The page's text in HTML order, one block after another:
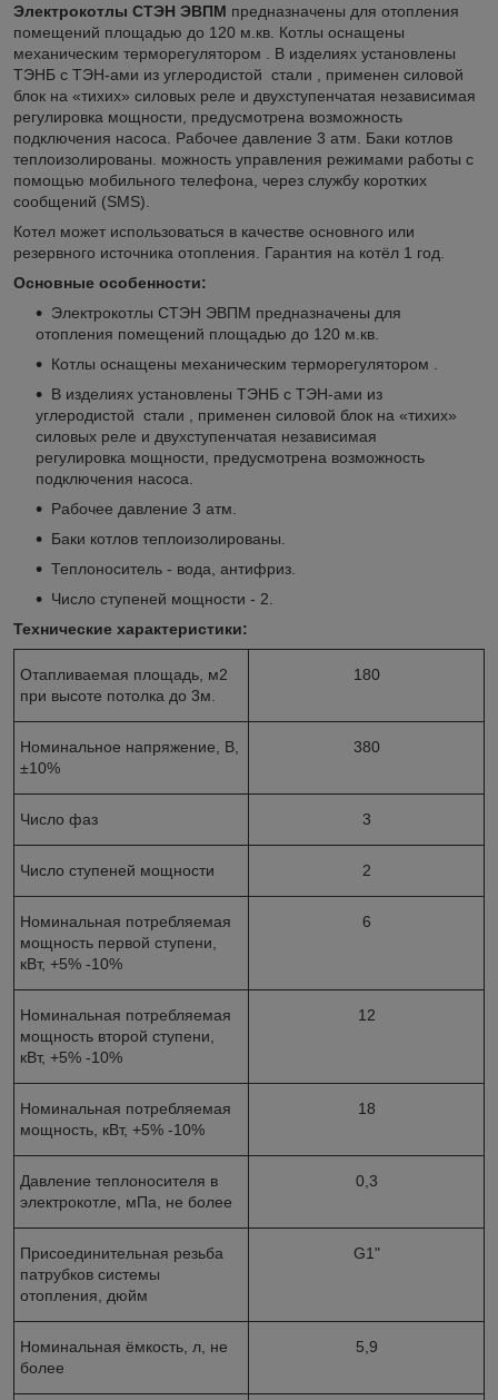
Электрокотлы СТЭН ЭВПМ предназначены для отопления
помещений площадью до 120 м.кв. Котлы оснащены
механическим терморегулятором . В изделиях установлены
ТЭНБ с ТЭН-ами из углеродистой стали , применен силовой
блок на «тихих» силовых реле и двухступенчатая независимая
регулировка мощности, предусмотрена возможность
подключения насоса. Рабочее давление 3 атм. Баки котлов
теплоизолированы. можность управления режимами работы с
помощью мобильного телефона, через службу коротких
сообщений (SMS).
Котел может использоваться в качестве основного или
резервного источника отопления. Гарантия на котёл 1 год.
Основные особенности:
Электрокотлы СТЭН ЭВПМ предназначены для
отопления помещений площадью до 120 м.кв.
Котлы оснащены механическим терморегулятором .
В изделиях установлены ТЭНБ с ТЭН-ами из
углеродистой стали , применен силовой блок на «тихих»
силовых реле и двухступенчатая независимая
регулировка мощности, предусмотрена возможность
подключения насоса.
Рабочее давление 3 атм.
Баки котлов теплоизолированы.
Теплоноситель - вода, антифриз.
Число ступеней мощности - 2.
Технические характеристики:
Отапливаемая площадь, м2
при высоте потолка до 3м.
180
Номинальное напряжение, В,
±10%
380
Число фаз 3
Число ступеней мощности 2
Номинальная потребляемая
мощность первой ступени,
кВт, +5% -10%
6
Номинальная потребляемая
мощность второй ступени,
кВт, +5% -10%
12
Номинальная потребляемая
мощность, кВт, +5% -10%
18
Давление теплоносителя в
электрокотле, мПа, не более
0,3
Присоединительная резьба
патрубков системы
отопления, дюйм
G1"
Номинальная ёмкость, л, не
более
5,9